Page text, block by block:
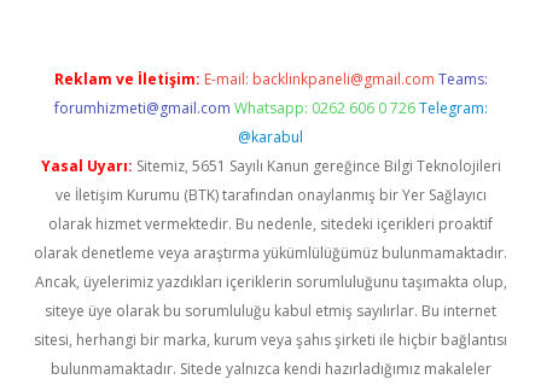
Reklam ve İletişim: E-mail: backlinkpaneli@gmail.com Teams:
forumhizmeti@gmail.com Whatsapp: 0262 606 0 726 Telegram:
@karabul
Yasal Uyarı: Sitemiz, 5651 Sayılı Kanun gereğince Bilgi Teknolojileri
ve İletişim Kurumu (BTK) tarafından onaylanmış bir Yer Sağlayıcı
olarak hizmet vermektedir. Bu nedenle, sitedeki içerikleri proaktif
olarak denetleme veya araştırma yükümlülüğümüz bulunmamaktadır.
Ancak, üyelerimiz yazdıkları içeriklerin sorumluluğunu taşımakta olup,
siteye üye olarak bu sorumluluğu kabul etmiş sayılırlar. Bu internet
sitesi, herhangi bir marka, kurum veya şahıs şirketi ile hiçbir bağlantısı
bulunmamaktadır. Sitede yalnızca kendi hazırladığımız makaleler